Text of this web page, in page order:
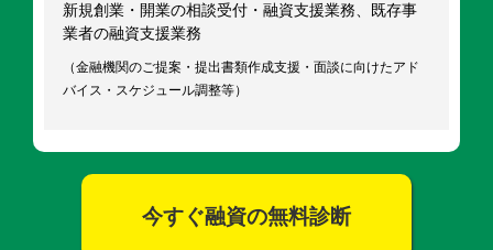
新規創業・開業の相談受付・融資支援業務、既存事
業者の融資支援業務
（金融機関のご提案・提出書類作成支援・面談に向けたアド
バイス・スケジュール調整等）
今すぐ融資の無料診断